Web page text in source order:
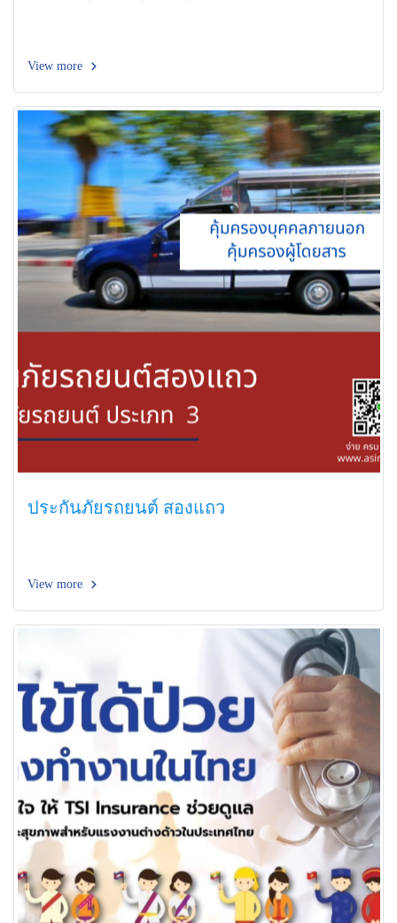
View more
ประกันภัยรถยนต์ สองแถว
View more